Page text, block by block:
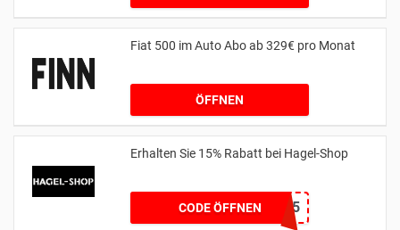
Fiat 500 im Auto Abo ab 329€ pro Monat
ÖFFNEN
Erhalten Sie 15% Rabatt bei Hagel-Shop
CODE ÖFFNENHAGEL15